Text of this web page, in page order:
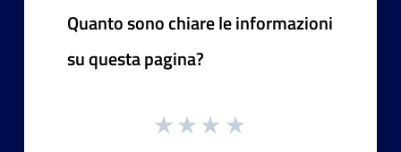
Quanto sono chiare le informazioni
su questa pagina?